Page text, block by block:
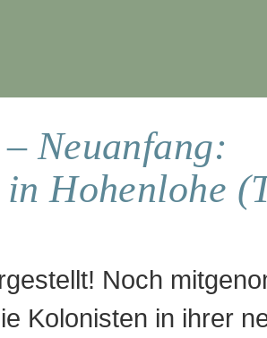
Neuanfang:
Hohenlohe
Noch
Kolonisten in ihrer